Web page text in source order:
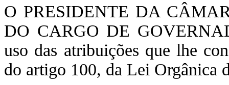
O PRESIDENTE DA
DO CARGO DE
uso das atribuições que lhe
do artigo 100, da Lei Orgânica